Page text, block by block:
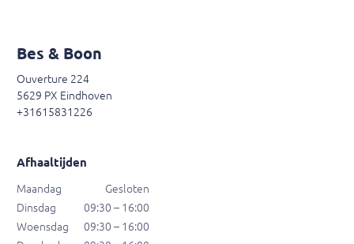
Bes & Boon
Ouverture 224
5629 PX Eindhoven
+31615831226
Afhaaltijden
Maandag
Gesloten
Dinsdag
09:30 – 16:00
Woensdag
09:30 – 16:00